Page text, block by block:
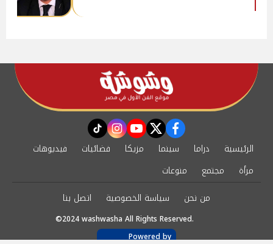
facebook
twitter
youtube
instagram
tiktok
الرئيسية دراما سينما مزيكا فضائيات
فيديوهات
مرأة
مجتمع
منوعات
من نحن
سياسة الخصوصية اتصل بنا
©2024 washwasha All Rights Reserved.
Powered by